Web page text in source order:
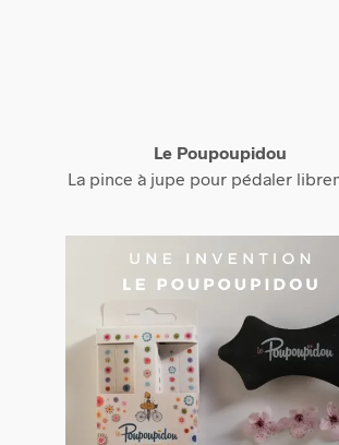
Le Poupoupidou
La pince à jupe pour pédaler